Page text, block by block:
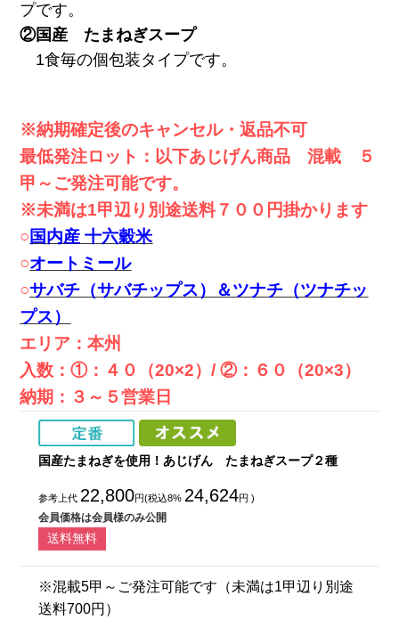
プです。
②国産 たまねぎスープ
1食毎の個包装タイプです。
※納期確定後のキャンセル・返品不可
最低発注ロット：以下あじげん商品 混載 ５
甲～ご発注可能です。
※未満は1甲辺り別途送料７００円掛かります
○国内産 十六穀米
○オートミール
○サバチ（サバチップス）＆ツナチ（ツナチッ
プス）
エリア：本州
入数：①：４０（20×2）/ ②：６０（20×3）
納期：３～５営業日
国産たまねぎを使用！あじげん たまねぎスープ２種
参考上代 22,800円(税込8% 24,624円 )
会員価格は会員様のみ公開
送料無料
※混載5甲～ご発注可能です（未満は1甲辺り別途
送料700円）